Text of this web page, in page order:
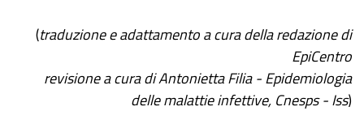
(traduzione e adattamento a cura della redazione di
EpiCentro
revisione a cura di Antonietta Filia - Epidemiologia
delle malattie infettive, Cnesps - Iss)